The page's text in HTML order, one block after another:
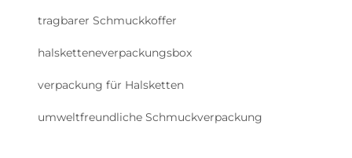
tragbarer Schmuckkoffer
halsketteneverpackungsbox
verpackung für Halsketten
umweltfreundliche Schmuckverpackung